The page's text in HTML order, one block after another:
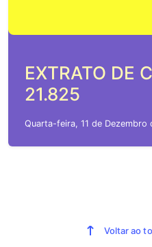
EXTRATO DE
21.825
Quarta-feira, 11 de Dezembro
Voltar ao